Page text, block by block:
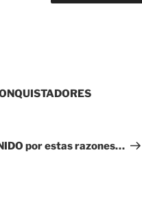
por estas razones…